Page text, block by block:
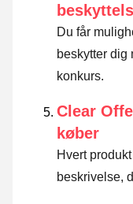
Du får
beskytter dig
konkurs.
Clear
køber
Hvert
beskrivelse,